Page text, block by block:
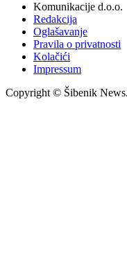
Komunikacije d.o.o.
Redakcija
Oglašavanje
Pravila o privatnosti
Kolačići
Impressum
Copyright © Šibenik